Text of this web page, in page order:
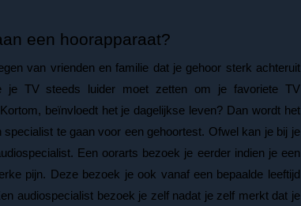
een hoorapparaat?
van vrienden en familie dat je gehoor sterk achteruit
TV steeds luider moet zetten om je favoriete TV
beïnvloedt het je dagelijkse leven? Dan wordt het
te gaan voor een gehoortest. Ofwel kan je bij je
Een oorarts bezoek je eerder indien je een
pijn. Deze bezoek je ook vanaf een bepaalde leeftijd
audiospecialist bezoek je zelf nadat je zelf merkt dat je